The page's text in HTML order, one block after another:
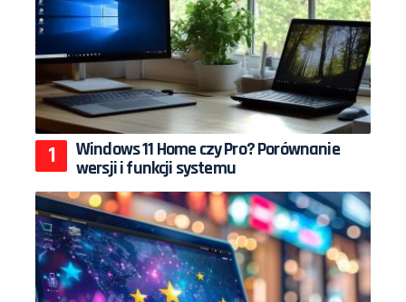
Windows 11 Home czy Pro? Porównanie
wersji i funkcji systemu